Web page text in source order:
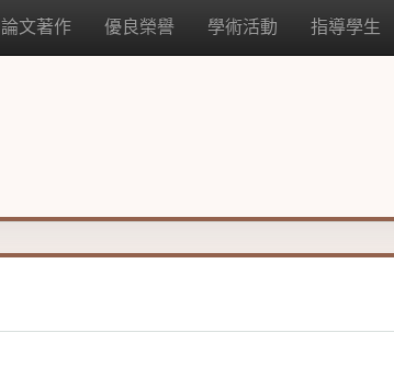
論文著作 優良榮譽 學術活動 指導學生